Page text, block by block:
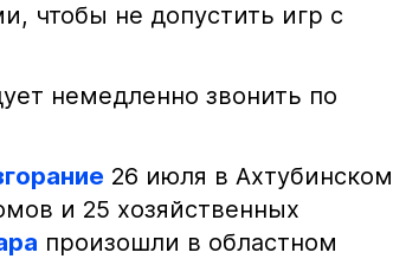
чтобы не допустить игр с
немедленно звонить по
26 июля в Ахтубинском
и 25 хозяйственных
произошли в областном